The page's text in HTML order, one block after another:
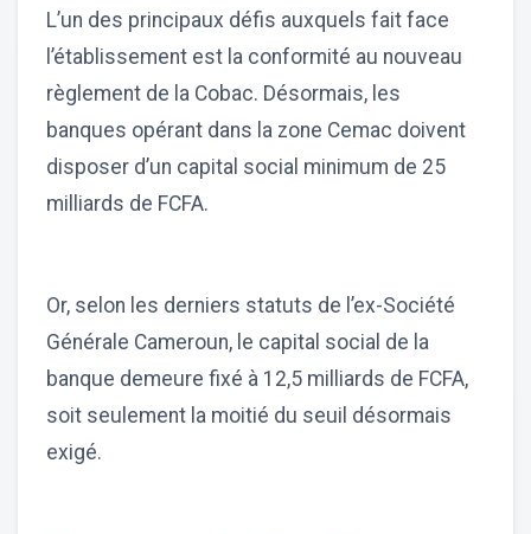
L’un des principaux défis auxquels fait face
l’établissement est la conformité au nouveau
règlement de la Cobac. Désormais, les
banques opérant dans la zone Cemac doivent
disposer d’un capital social minimum de 25
milliards de FCFA.
Or, selon les derniers statuts de l’ex-Société
Générale Cameroun, le capital social de la
banque demeure fixé à 12,5 milliards de FCFA,
soit seulement la moitié du seuil désormais
exigé.